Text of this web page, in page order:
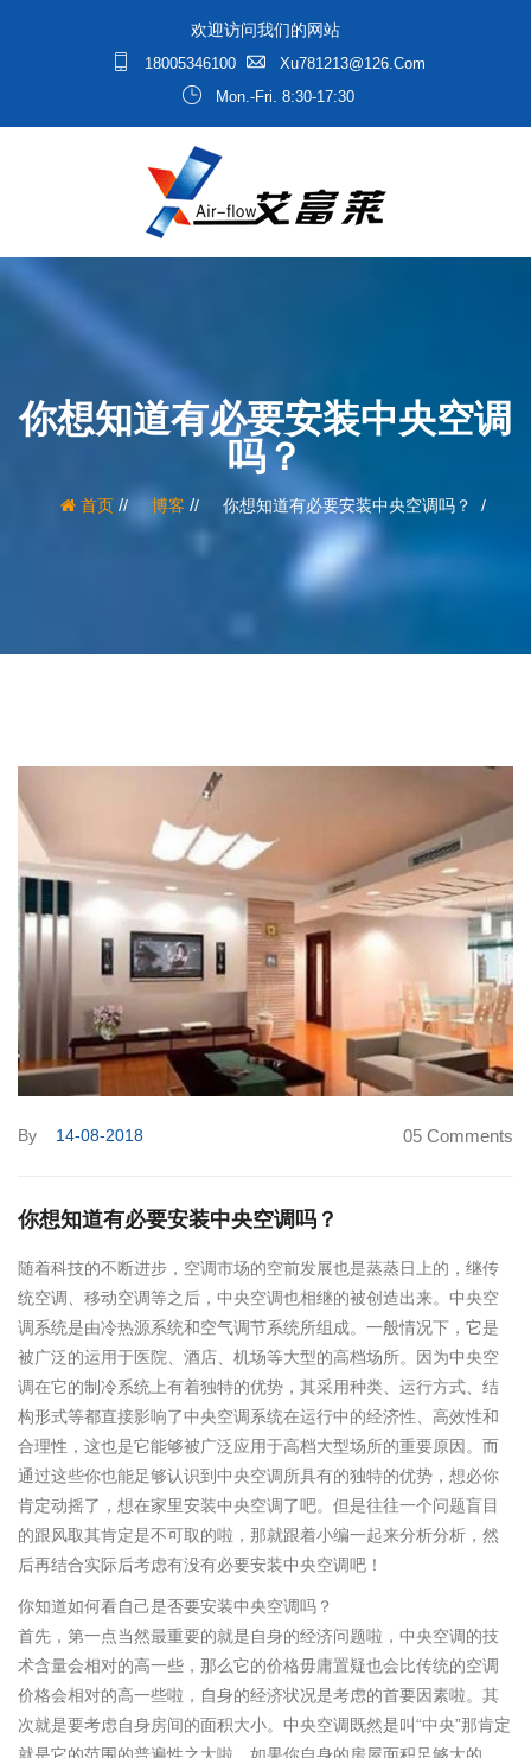
欢迎访问我们的网站
18005346100
Xu781213@126.com
Mon.-Fri. 8:30-17:30
你想知道有必要安装中央空调
吗？
首页/ 博客 / 你想知道有必要安装中央空调吗？
By 14-08-2018 05 Comments
你想知道有必要安装中央空调吗？
随着科技的不断进步，空调市场的空前发展也是蒸蒸日上的，继传
统空调、移动空调等之后，中央空调也相继的被创造出来。中央空
调系统是由冷热源系统和空气调节系统所组成。一般情况下，它是
被广泛的运用于医院、酒店、机场等大型的高档场所。因为中央空
调在它的制冷系统上有着独特的优势，其采用种类、运行方式、结
构形式等都直接影响了中央空调系统在运行中的经济性、高效性和
合理性，这也是它能够被广泛应用于高档大型场所的重要原因。而
通过这些你也能足够认识到中央空调所具有的独特的优势，想必你
肯定动摇了，想在家里安装中央空调了吧。但是往往一个问题盲目
的跟风取其肯定是不可取的啦，那就跟着小编一起来分析分析，然
后再结合实际后考虑有没有必要安装中央空调吧！
你知道如何看自己是否要安装中央空调吗？
首先，第一点当然最重要的就是自身的经济问题啦，中央空调的技
术含量会相对的高一些，那么它的价格毋庸置疑也会比传统的空调
价格会相对的高一些啦，自身的经济状况是考虑的首要因素啦。其
次就是要考虑自身房间的面积大小。中央空调既然是叫“中央”那肯定